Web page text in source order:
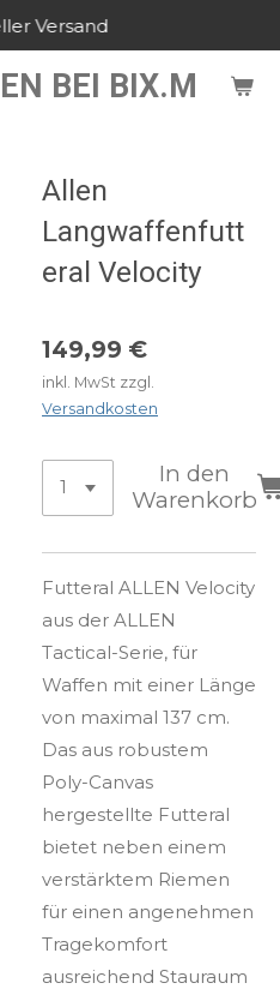
BEI BIX.M
Versand
Allen
Langwaffenfutt
eral Velocity
149,99 €
inkl. MwSt zzgl.
Versandkosten
In den
Warenkorb
Futteral ALLEN Velocity
aus der ALLEN
Tactical-Serie, für
Waffen mit einer Länge
von maximal 137 cm.
Das aus robustem
Poly-Canvas
hergestellte Futteral
bietet neben einem
verstärktem Riemen
für einen angenehmen
Tragekomfort
ausreichend Stauraum